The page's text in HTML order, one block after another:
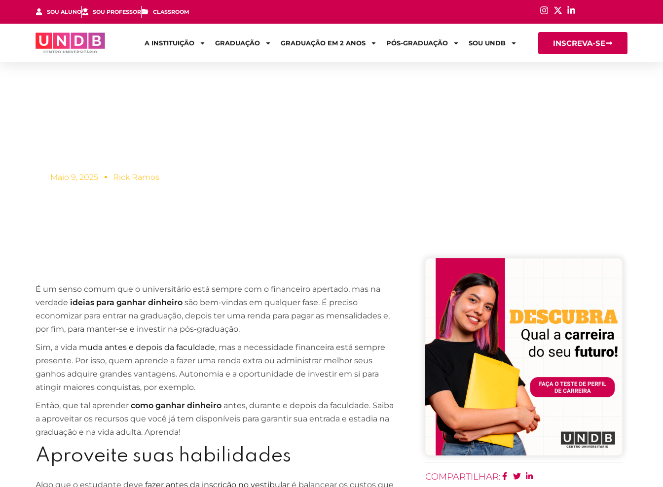
SOU ALUNO SOU PROFESSOR CLASSROOM
A INSTITUIÇÃO GRADUAÇÃO GRADUAÇÃO EM 2 ANOS PÓS-GRADUAÇÃO SOU UNDB INSCREVA-SE
Maio 9, 2025 Rick Ramos
É um senso comum que o universitário está sempre com o financeiro apertado, mas na
verdade ideias para ganhar dinheiro são bem-vindas em qualquer fase. É preciso
economizar para entrar na graduação, depois ter uma renda para pagar as mensalidades e,
por fim, para manter-se e investir na pós-graduação.
Sim, a vida muda antes e depois da faculdade, mas a necessidade financeira está sempre
presente. Por isso, quem aprende a fazer uma renda extra ou administrar melhor seus
ganhos adquire grandes vantagens. Autonomia e a oportunidade de investir em si para
atingir maiores conquistas, por exemplo.
Então, que tal aprender como ganhar dinheiro antes, durante e depois da faculdade. Saiba
a aproveitar os recursos que você já tem disponíveis para garantir sua entrada e estadia na
graduação e na vida adulta. Aprenda!
Aproveite suas habilidades
Algo que o estudante deve fazer antes da inscrição no vestibular é balancear os custos que
COMPARTILHAR: